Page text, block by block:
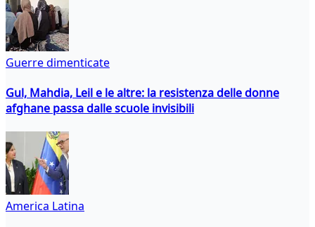
Guerre dimenticate
Gul, Mahdia, Leil e le altre: la resistenza delle donne
afghane passa dalle scuole invisibili
America Latina